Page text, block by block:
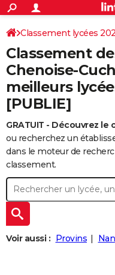
ACTUALITÉS
Politique
Société
Faits Divers
Education
Monde
Villes
+
SPORT
Coupe du monde 2026
Football
Tennis
Cyclisme
Rugby
Forum
CULTURE
Programme TV
TNT
Streaming
Cinéma
Sorties cinéma
Musique
+
FINANCE
Retraite
Impôts
Epargne
Immobilier
Risques naturels par ville
Banque
Assurance
Crédit
AUTO
Réserver un essai
Citadines
Berlines
Forum auto
HIGH-TECH
BRICOLAGE
Aménagement intérieur
Cuisine
Jardinage
+ WEEK-END
Guides de France
Escapades
Patrimoine
Expositions
Musées
Week-end nature
+
LIFESTYLE
SANTE
Classement lycées
Classement
Chenoise-
meilleurs
[PUBLIE]
GRATUIT - Découvrez
ou recherchez un
dans le moteur de
classement.
Voir aussi : Provins